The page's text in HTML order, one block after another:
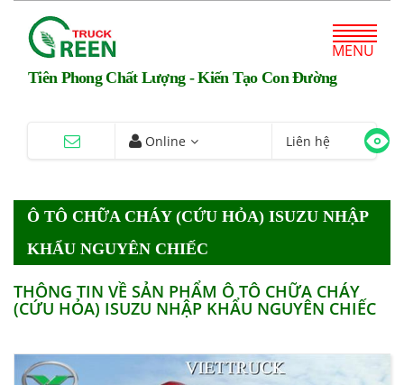
MENU
Tiên Phong Chất Lượng - Kiến Tạo Con Đường
Online Liên hệ
Ô TÔ CHỮA CHÁY (CỨU HỎA) ISUZU NHẬP
KHẨU NGUYÊN CHIẾC
THÔNG TIN VỀ SẢN PHẨM Ô TÔ CHỮA CHÁY
(CỨU HỎA) ISUZU NHẬP KHẨU NGUYÊN CHIẾC